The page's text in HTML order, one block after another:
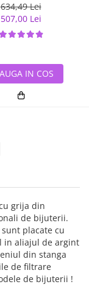
634,49 Lei
507,00 Lei
IN COS
grija din
de bijuterii.
placate cu
in aliajul de argint
din stanga
de filtrare
de bijuterii !